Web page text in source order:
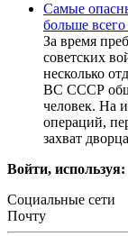
Самые
больше
За время
советских
несколько
ВС СССР
человек. На
операций,
захват
Войти, используя:
Социальные сети
Почту